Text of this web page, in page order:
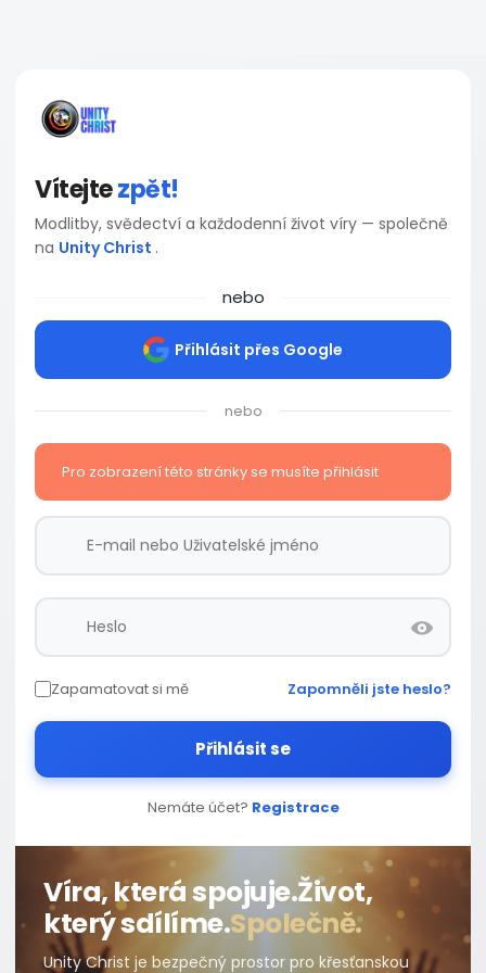
Vítejtezpět!
Modlitby, svědectví a každodenní život víry — společně
na Unity Christ .
nebo
Přihlásit přes Google
nebo
Pro zobrazení této stránky se musíte přihlásit
Zapamatovat si mě Zapomněli jste heslo?
Přihlásit se
Nemáte účet? Registrace
Víra, která spojuje.Život,
který sdílíme.Společně.
Unity Christ je bezpečný prostor pro křesťanskou